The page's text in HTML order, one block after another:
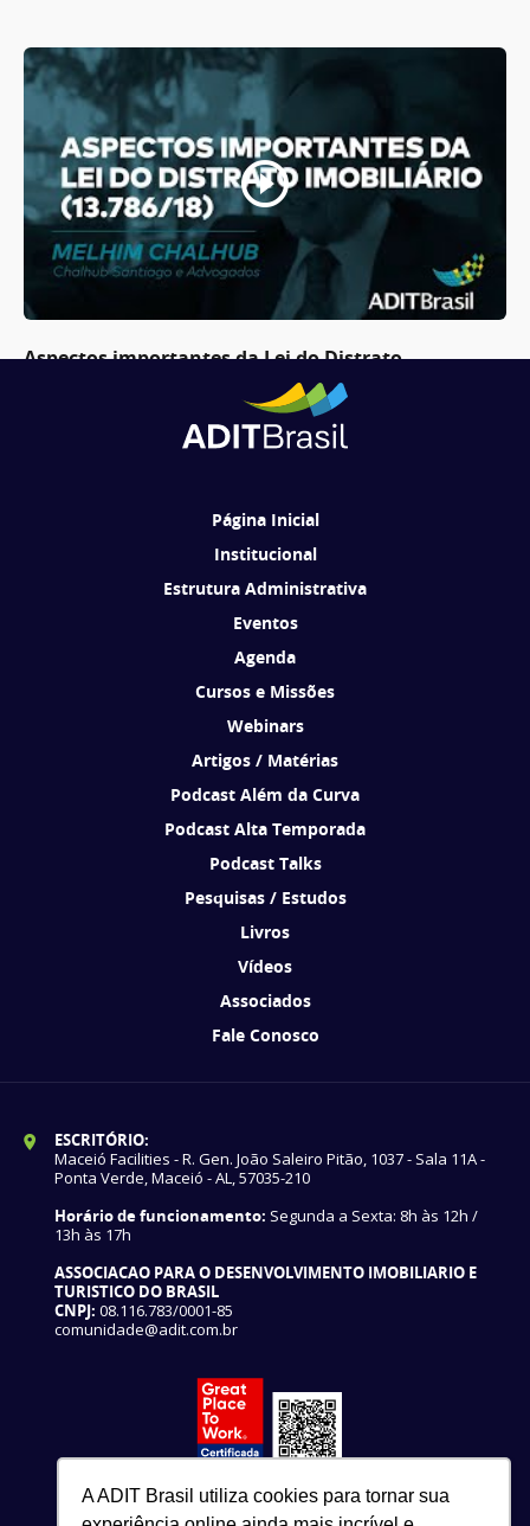
A ADIT Brasil utiliza cookies para tornar sua
Aspectos importantes da Lei do Distrato
Imobiliário 13. 786/18 - Melhim Chalhub
Página Inicial
Institucional
Estrutura Administrativa
Eventos
Agenda
Cursos e Missões
Webinars
Artigos / Matérias
Podcast Além da Curva
Podcast Alta Temporada
Podcast Talks
Pesquisas / Estudos
Livros
Vídeos
Associados
Fale Conosco
ESCRITÓRIO:
Maceió Facilities - R. Gen. João Saleiro Pitão, 1037 - Sala 11A -
Ponta Verde, Maceió - AL, 57035-210
Horário de funcionamento: Segunda a Sexta: 8h às 12h /
13h às 17h
ASSOCIACAO PARA O DESENVOLVIMENTO IMOBILIARIO E
TURISTICO DO BRASIL
CNPJ: 08.116.783/0001-85
comunidade@adit.com.br